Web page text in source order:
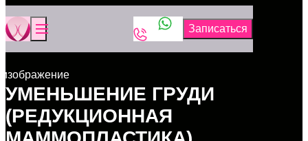
УМЕНЬШЕНИЕ ГРУДИ
(РЕДУКЦИОННАЯ